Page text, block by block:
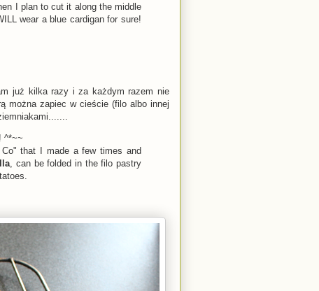
I plan to cut it along the middle
wear a blue cardigan for sure!
już kilka razy i za każdym razem nie
można zapiec w cieście (filo albo innej
^*~~
that I made a few times and
, can be folded in the filo pastry